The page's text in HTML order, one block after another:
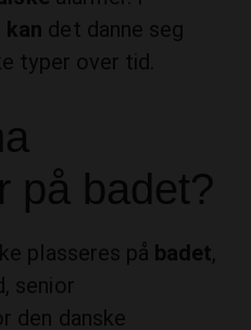
typer over tid.
badet?
plasseres på badet
senior
den danske
Bolius og . Hvis